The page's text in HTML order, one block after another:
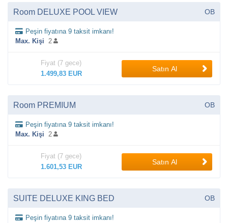
Room DELUXE POOL VIEW OB
Peşin fiyatına 9 taksit imkanı!
Max. Kişi 2
Fiyat (7 gece)
1.499,83 EUR
Satın Al
Room PREMIUM OB
Peşin fiyatına 9 taksit imkanı!
Max. Kişi 2
Fiyat (7 gece)
1.601,53 EUR
Satın Al
SUITE DELUXE KING BED OB
Peşin fiyatına 9 taksit imkanı!